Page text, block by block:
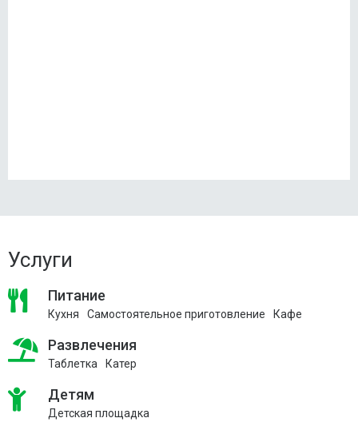
Услуги
Питание
Кухня Самостоятельное приготовление Кафе
Развлечения
Таблетка Катер
Детям
Детская площадка